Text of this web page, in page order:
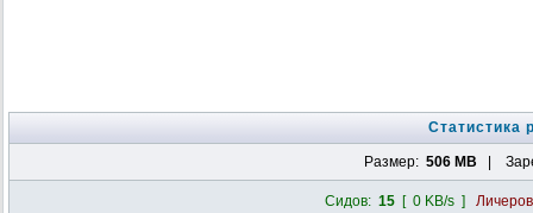
Статистика
Размер: 506 MB |
Сидов: 15 [ 0 KB/s ]